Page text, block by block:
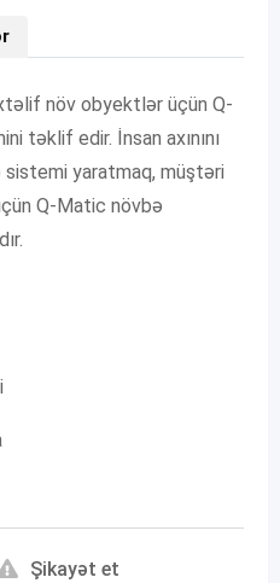
növ obyektlər üçün Q-
təklif edir. İnsan axınını
sistemi yaratmaq, müştəri
Q-Matic növbə
Şikayət et